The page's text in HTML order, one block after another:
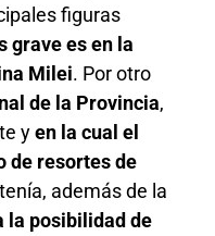
figuras
grave es en la
Milei. Por otro
de la Provincia,
yen la cual el
de resortes de
además de la
la posibilidad de